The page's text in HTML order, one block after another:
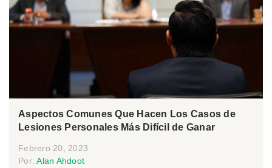
Aspectos Comunes Que Hacen Los Casos de
Lesiones Personales Más Difícil de Ganar
Febrero 20, 2023
Por:Alan Ahdoot